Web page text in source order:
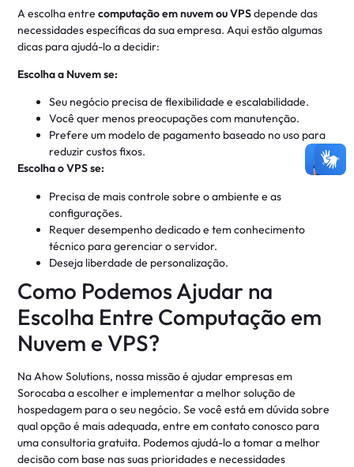
A escolha entrecomputação em nuvem ou VPSdepende das
necessidades específicas da sua empresa. Aqui estão algumas
dicas para ajudá-lo a decidir:
Escolha a Nuvem se:
Seu negócio precisa de flexibilidade e escalabilidade.
Você quer menos preocupações com manutenção.
Prefere um modelo de pagamento baseado no uso para
reduzir custos fixos.
Escolha o VPS se:
Precisa de mais controle sobre o ambiente e as
configurações.
Requer desempenho dedicado e tem conhecimento
técnico para gerenciar o servidor.
Deseja liberdade de personalização.
Como Podemos Ajudar na
Escolha Entre Computação em
Nuvem e VPS?
Na Ahow Solutions, nossa missão é ajudar empresas em
Sorocaba a escolher e implementar a melhor solução de
hospedagem para o seu negócio. Se você está em dúvida sobre
qual opção é mais adequada, entre em contato conosco para
uma consultoria gratuita. Podemos ajudá-lo a tomar a melhor
decisão com base nas suas prioridades e necessidades